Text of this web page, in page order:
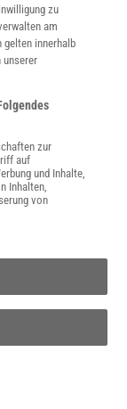
SHOP
unserem Umgang
zu
am
gelten innerhalb
unserer
zur
auf
und Inhalte,
Inhalten,
von